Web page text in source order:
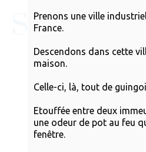
Prenons une ville
France.
Descendons dans cette
maison.
Celle-ci, là, tout de
Etouffée entre deux
une odeur de pot au feu
fenêtre.